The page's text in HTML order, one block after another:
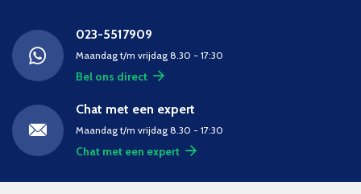
023-5517909
Maandag t/m vrijdag 8.30 - 17:30
Bel ons direct
Chat met een expert
Maandag t/m vrijdag 8.30 - 17:30
Chat met een expert